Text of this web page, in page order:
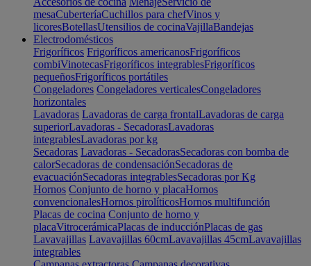
mesaCuberteríaCuchillos para chefVinos y
licoresBotellasUtensilios de cocinaVajillaBandejas
Electrodomésticos
Frigoríficos Frigoríficos americanosFrigoríficos
combiVinotecasFrigoríficos integrablesFrigoríficos
pequeñosFrigoríficos portátiles
Congeladores Congeladores verticalesCongeladores
horizontales
Lavadoras Lavadoras de carga frontalLavadoras de carga
superiorLavadoras - SecadorasLavadoras
integrablesLavadoras por kg
Secadoras Lavadoras - SecadorasSecadoras con bomba de
calorSecadoras de condensaciónSecadoras de
evacuaciónSecadoras integrablesSecadoras por Kg
Hornos Conjunto de horno y placaHornos
convencionalesHornos pirolíticosHornos multifunción
Placas de cocina Conjunto de horno y
placaVitrocerámicaPlacas de inducciónPlacas de gas
Lavavajillas Lavavajillas 60cmLavavajillas 45cmLavavajillas
integrables